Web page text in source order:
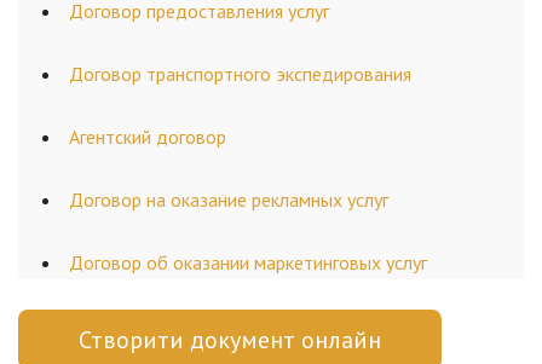
Договор предоставления услуг
Договор транспортного экспедирования
Агентский договор
Договор на оказание рекламных услуг
Договор об оказании маркетинговых услуг
Створити документ онлайн